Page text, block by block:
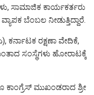
ಸಾಮಾಜಿಕ ಕಾರ್ಯಕರ್ತರು
ಬೆಂಬಲ ನೀಡುತ್ತಿದ್ದಾರೆ.
ರಕ್ಷಣಾ ವೇದಿಕೆ,
ಸಂಸ್ಥೆಗಳು ಹೋರಾಟಕ್ಕೆ
ಕಾಂಗ್ರೆಸ್ ಮುಖಂಡರಾದ ಶ್ರೀ